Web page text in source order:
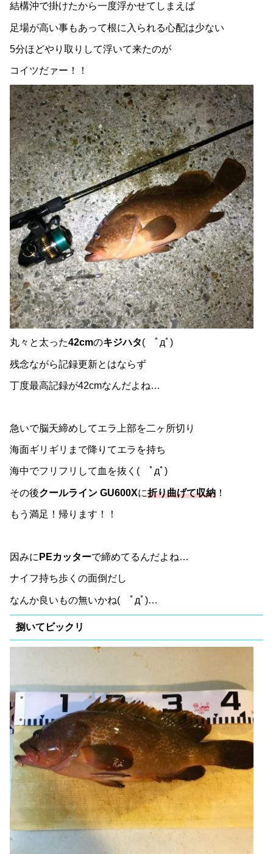
結構沖で掛けたから一度浮かせてしまえば
足場が高い事もあって根に入られる心配は少ない
5分ほどやり取りして浮いて来たのが
コイツだァー！！
丸々と太った42cmのキジハタ( ﾟдﾟ)
残念ながら記録更新とはならず
丁度最高記録が42cmなんだよね…
急いで脳天締めしてエラ上部を二ヶ所切り
海面ギリギリまで降りてエラを持ち
海中でフリフリして血を抜く( ﾟдﾟ)
その後クールライン GU600Xに折り曲げて収納 ！
もう満足！帰ります！！
因みに PEカッターで締めてるんだよね…
ナイフ持ち歩くの面倒だし
なんか良いもの無いかね( ﾟдﾟ)…
捌いてビックリ